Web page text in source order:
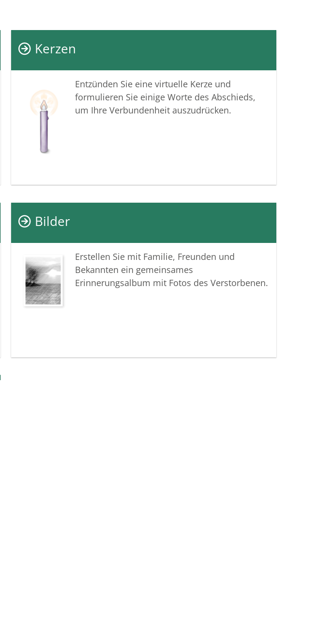
Kerzen
Entzünden Sie eine virtuelle Kerze und
formulieren Sie einige Worte des Abschieds,
um Ihre Verbundenheit auszudrücken.
Bilder
Erstellen Sie mit Familie, Freunden und
Bekannten ein gemeinsames
Erinnerungsalbum mit Fotos des Verstorbenen.